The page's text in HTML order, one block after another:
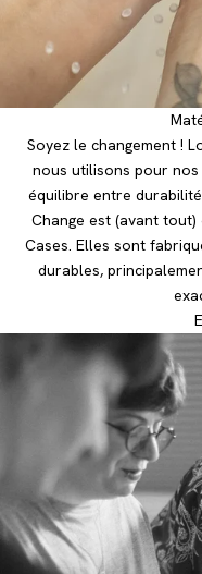
Soyez le changement !
nous utilisons pour
équilibre entre
Change est (avant
Cases. Elles sont
durables,